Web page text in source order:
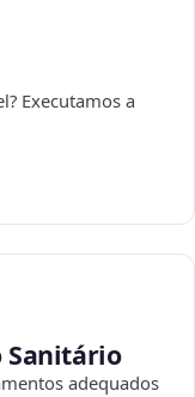
Executamos a
Sanitário
adequados